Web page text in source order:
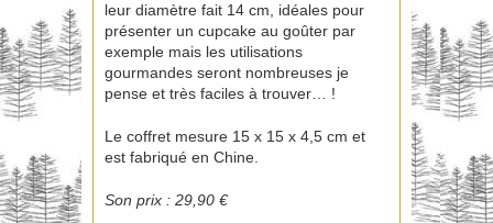
leur diamètre fait 14 cm, idéales pour
présenter un cupcake au goûter par
exemple mais les utilisations
gourmandes seront nombreuses je
pense et très faciles à trouver… !
Le coffret mesure 15 x 15 x 4,5 cm et
est fabriqué en Chine.
Son prix : 29,90 €